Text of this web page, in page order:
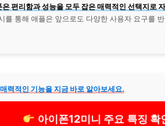
은 편리함과 성능을 모두 잡은 매력적인 선택지로
를 통해 애플은 앞으로도 다양한 사용자 요구를
력적인 기능을 지금 바로 알아보세요.
아이폰12미니 주요 특징 확